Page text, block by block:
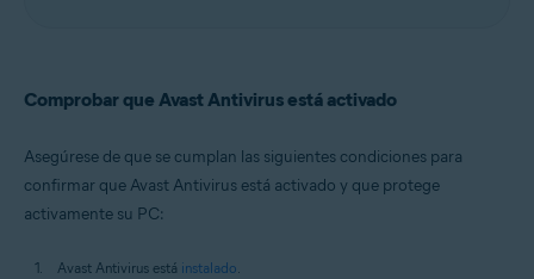
Comprobar que Avast Antivirus está activado
Asegúrese de que se cumplan las siguientes condiciones para
confirmar que Avast Antivirus está activado y que protege
activamente su PC:
Avast Antivirus está instalado.